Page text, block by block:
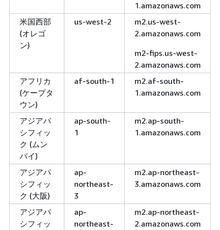
1.amazonaws.com
米国西部
(オレゴ
ン)
us-west-2
m2.us-west-
2.amazonaws.com
m2-fips.us-west-
2.amazonaws.com
アフリカ
(ケープタ
ウン)
af-south-1
m2.af-south-
1.amazonaws.com
アジアパ
シフィッ
ク (ムン
バイ)
ap-south-
1
m2.ap-south-
1.amazonaws.com
アジアパ
シフィッ
ク (大阪)
ap-
northeast-
3
m2.ap-northeast-
3.amazonaws.com
アジアパ
シフィッ
ap-
northeast-
m2.ap-northeast-
2.amazonaws.com